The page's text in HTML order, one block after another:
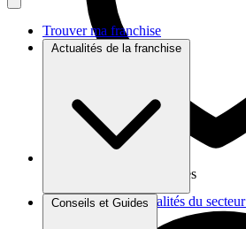
Trouver ma franchise
Actualités de la franchise
Brèves et actus Actualités du secteur
Conseils et Guides
Vos données sont protégées